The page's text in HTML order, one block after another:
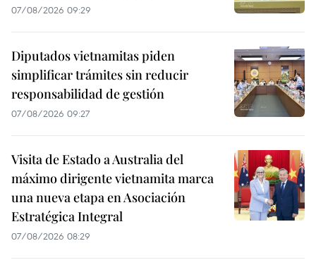
07/08/2026 09:29
Diputados vietnamitas piden
simplificar trámites sin reducir
responsabilidad de gestión
07/08/2026 09:27
Visita de Estado a Australia del
máximo dirigente vietnamita marca
una nueva etapa en Asociación
Estratégica Integral
07/08/2026 08:29